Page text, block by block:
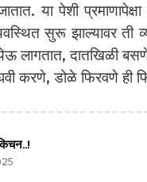
या पेशी
सुरू झाल्यावर
लागतात, दातखिळी
करणे, डोळे फिरवणे ही